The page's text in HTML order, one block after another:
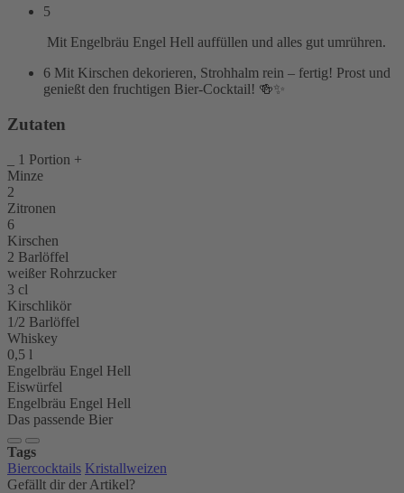
5
Mit Engelbräu Engel Hell auffüllen und alles gut umrühren.
6 Mit Kirschen dekorieren, Strohhalm rein – fertig! Prost und
genießt den fruchtigen Bier-Cocktail! 🍻✨
Zutaten
1 Portion +
Minze
2
Zitronen
6
Kirschen
2 Barlöffel
weißer Rohrzucker
3 cl
Kirschlikör
1/2 Barlöffel
Whiskey
0,5 l
Engelbräu Engel Hell
Eiswürfel
Engelbräu Engel Hell
Das passende Bier
Tags
Biercocktails Kristallweizen
Gefällt dir der Artikel?